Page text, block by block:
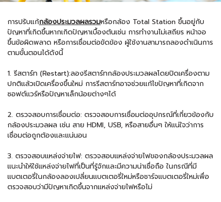
การปรับแก้กล้องประมวลผลรวมหรือกล้อง Total Station ขึ้นอยู่กับ
ปัญหาที่เกิดขึ้นหากเกิดปัญหาเบื้องต้นเช่น การทำงานไม่เสถียร หน้าจอ
ขึ้นข้อผิดพลาด หรือการเชื่อมต่อขัดข้อง ผู้ใช้งานสามารถลองดำเนินการ
ตามขั้นตอนได้ดังนี้
1. รีสตาร์ท (Restart):ลองรีสตาร์ทกล้องประมวลผลโดยปิดเครื่องตาม
ปกติแล้วเปิดเครื่องขึ้นใหม่ การรีสตาร์ทอาจช่วยแก้ไขปัญหาที่เกิดจาก
ซอฟต์แวร์หรือปัญหาเล็กน้อยต่างๆได้
2. ตรวจสอบการเชื่อมต่อ: ตรวจสอบการเชื่อมต่ออุปกรณ์ที่เกี่ยวข้องกับ
กล้องประมวลผล เช่น สาย HDMI, USB, หรือสายอื่นๆ ให้แน่ใจว่าการ
เชื่อมต่อถูกต้องและแน่นอน
3. ตรวจสอบแหล่งจ่ายไฟ: ตรวจสอบแหล่งจ่ายไฟของกล้องประมวลผล
แนะนำให้ใช้แหล่งจ่ายไฟที่เป็นที่รู้จักและมีความน่าเชื่อถือ ในกรณีที่มี
แบตเตอรี่ในกล้องลองเปลี่ยนแบตเตอรี่ใหม่หรือชาร์จแบตเตอรี่ใหม่เพื่อ
ตรวจสอบว่ามีปัญหาเกิดขึ้นจากแหล่งจ่ายไฟหรือไม่